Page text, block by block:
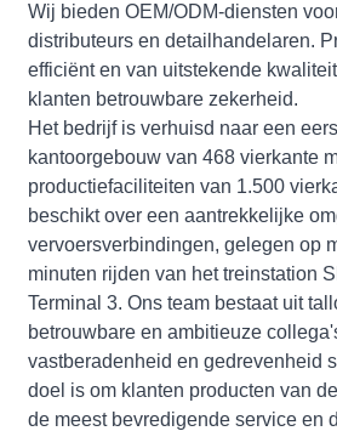
Wij bieden OEM/ODM-diensten
distributeurs en detailhandelaren.
efficiënt en van uitstekende
klanten betrouwbare zekerheid.
Het bedrijf is verhuisd naar een
kantoorgebouw van 468 vierkante
productiefaciliteiten van 1.500
beschikt over een aantrekkelijke
vervoersverbindingen, gelegen op
minuten rijden van het treinstation
Terminal 3. Ons team bestaat uit
betrouwbare en ambitieuze
vastberadenheid en gedrevenheid
doel is om klanten producten van
de meest bevredigende service en